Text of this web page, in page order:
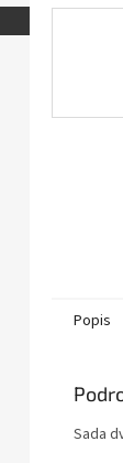
Popis
Sada